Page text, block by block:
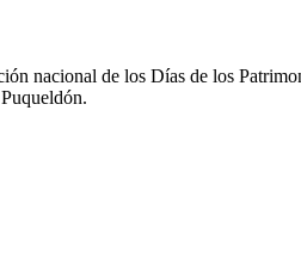
nacional de los Días de los